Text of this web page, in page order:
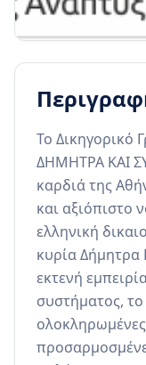
Το
ΔΗΜΗΤΡΑ ΚΑΙ
καρδιά της
και αξιόπιστο
ελληνική
κυρία Δήμητρα
εκτενή
συστήματος,